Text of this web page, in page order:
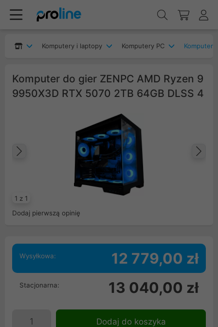
Komputery i laptopy Komputery PC
Komputer do gier ZENPC AMD Ryzen 9
9950X3D RTX 5070 2TB 64GB DLSS 4
1 z 1
Poprzedni
Dodaj pierwszą opinię
Wysyłkowa: 12 779,00 zł
Stacjonarna: 13 040,00 zł
Dodaj do koszyka